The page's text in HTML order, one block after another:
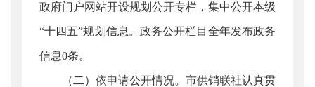
政府门户网站开设规划公开专栏，集中公开本级
“十四五”规划信息。政务公开栏目全年发布政务
信息0条。
（二）依申请公开情况。市供销联社认真贯